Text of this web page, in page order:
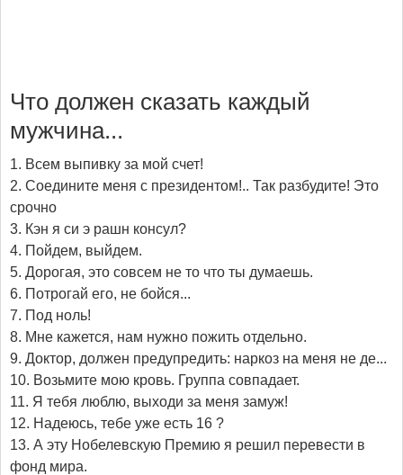
Что должен сказать каждый
мужчина...
1. Всем выпивку за мой счет!
2. Соедините меня с президентом!.. Так разбудите! Это
срочно
3. Кэн я си э рашн консул?
4. Пойдем, выйдем.
5. Дорогая, это совсем не то что ты думаешь.
6. Потрогай его, не бойся...
7. Под ноль!
8. Мне кажется, нам нужно пожить отдельно.
9. Доктор, должен предупредить: наркоз на меня не де...
10. Возьмите мою кровь. Группа совпадает.
11. Я тебя люблю, выходи за меня замуж!
12. Надеюсь, тебе уже есть 16 ?
13. А эту Нобелевскую Премию я решил перевести в
фонд мира.